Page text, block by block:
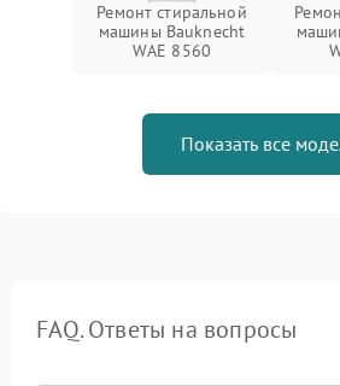
Ремонт стиральной
машины Bauknecht
WAE 8560
Показать все
FAQ. Ответы на вопросы